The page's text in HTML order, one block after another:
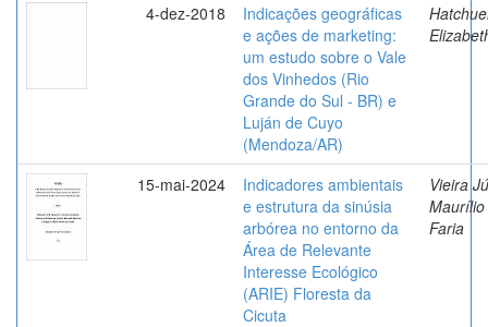
4-dez-2018
Indicações geográficas
e ações de marketing:
um estudo sobre o Vale
dos Vinhedos (Rio
Grande do Sul - BR) e
Luján de Cuyo
(Mendoza/AR)
15-mai-2024
Indicadores ambientais
e estrutura da sinúsia
arbórea no entorno da
Área de Relevante
Interesse Ecológico
(ARIE) Floresta da
Cicuta
Vieira
Faria